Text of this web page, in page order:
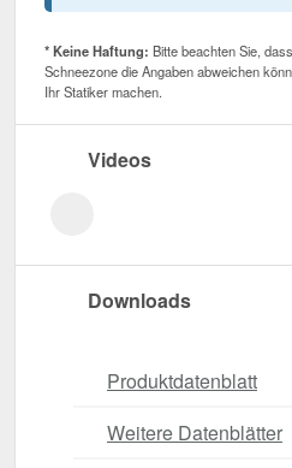
* Keine Haftung: Bitte beachten Sie,
Schneezone die Angaben abweichen
Ihr Statiker machen.
Videos
Downloads
Produktdatenblatt
Weitere Datenblätter